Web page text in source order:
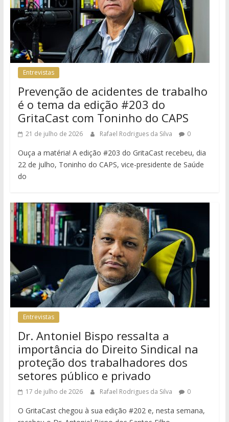
Entrevistas
Prevenção de acidentes de trabalho
é o tema da edição #203 do
GritaCast com Toninho do CAPS
21 de julho de 2026 Rafael Rodrigues da Silva 0
Ouça a matéria! A edição #203 do GritaCast recebeu, dia
22 de julho, Toninho do CAPS, vice-presidente de Saúde
do
Entrevistas
Dr. Antoniel Bispo ressalta a
importância do Direito Sindical na
proteção dos trabalhadores dos
setores público e privado
17 de julho de 2026 Rafael Rodrigues da Silva 0
O GritaCast chegou à sua edição #202 e, nesta semana,